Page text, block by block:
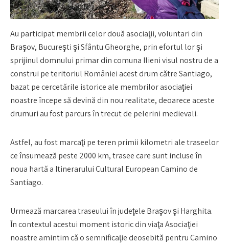
Au participat membrii celor două asociaţii, voluntari din
Braşov, Bucureşti şi Sfântu Gheorghe, prin efortul lor şi
sprijinul domnului primar din comuna Ilieni visul nostru de a
construi pe teritoriul României acest drum către Santiago,
bazat pe cercetările istorice ale membrilor asociaţiei
noastre începe să devină din nou realitate, deoarece aceste
drumuri au fost parcurs în trecut de pelerini medievali.
Astfel, au fost marcaţi pe teren primii kilometri ale traseelor
ce însumează peste 2000 km, trasee care sunt incluse în
noua hartă a Itinerarului Cultural European Camino de
Santiago.
Urmează marcarea traseului în judeţele Braşov şi Harghita.
În contextul acestui moment istoric din viaţa Asociaţiei
noastre amintim că o semnificaţie deosebită pentru Camino